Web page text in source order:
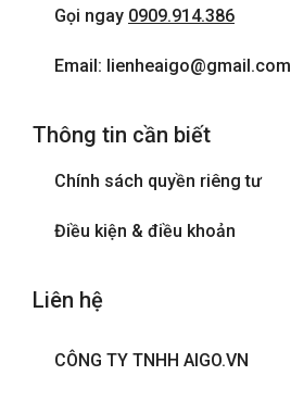
Gọi ngay 0909.914.386
Email: lienheaigo@gmail.com
Thông tin cần biết
Chính sách quyền riêng tư
Điều kiện & điều khoản
Liên hệ
CÔNG TY TNHH AIGO.VN